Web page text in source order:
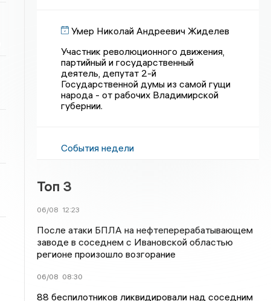
Умер Николай Андреевич Жиделев
Участник революционного движения,
партийный и государственный
деятель, депутат 2-й
Государственной думы из самой гущи
народа - от рабочих Владимирской
губернии.
События недели
Топ 3
06/08 12:23
После атаки БПЛА на нефтеперерабатывающем
заводе в соседнем с Ивановской областью
регионе произошло возгорание
06/08 08:30
88 беспилотников ликвидировали над соседним